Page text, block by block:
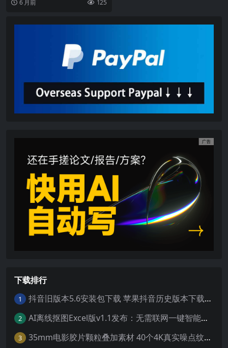
S/Canva Mixed Media Set
6 月前 125
下载排行
1 抖音旧版本5.6安装包下载 苹果抖音历史版本下载安装 ios抖音老旧版本大全 抖音5.6.0历史官方版安装下载
2 AI离线抠图Excel版v1.1发布：无需联网一键智能去除背景
3 35mm电影胶片颗粒叠加素材 40个4K真实噪点纹理 20动态+20静态视频剪辑特效包